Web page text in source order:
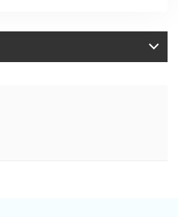
中文
Español